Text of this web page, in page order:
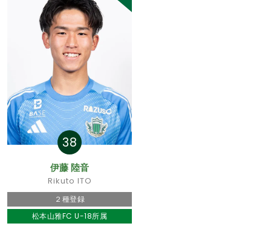
38
伊藤 陸音
Rikuto ITO
２種登録
松本山雅FC U-18所属